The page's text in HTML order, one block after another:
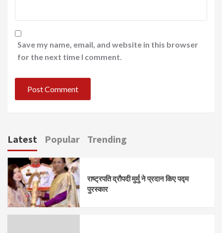
Save my name, email, and website in this browser
for the next time I comment.
Latest Popular Trending
राष्ट्रपति द्रौपदी मुर्मु ने प्रदान किए पद्म
पुरस्कार